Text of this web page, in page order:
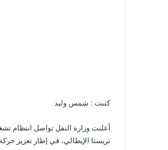
كتبت : شمس وليد
أعلنت وزارة النقل تواصل انتظام
تريستا الإيطالي، في إطار تعزيز